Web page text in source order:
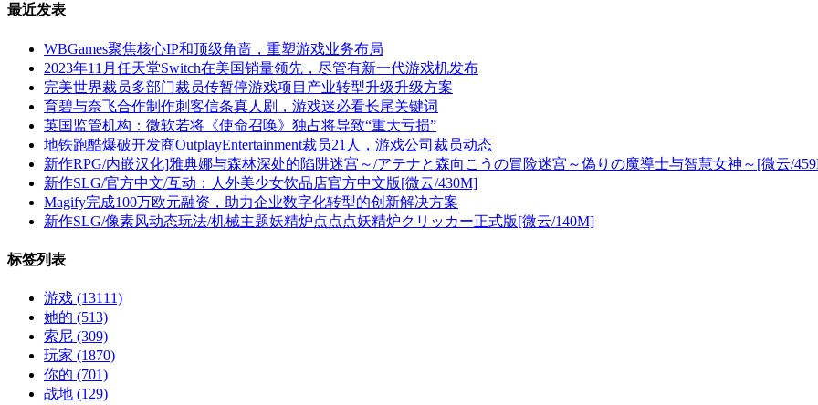
最近发表
WBGames聚焦核心IP和顶级角啬，重塑游戏业务布局
2023年11月任天堂Switch在美国销量领先，尽管有新一代游戏机发布
完美世界裁员多部门裁员传暂停游戏项目产业转型升级升级方案
育碧与奈飞合作制作刺客信条真人剧，游戏迷必看长尾关键词
英国监管机构：微软若将《使命召唤》独占将导致“重大亏损”
地铁跑酷爆破开发商OutplayEntertainment裁员21人，游戏公司裁员动态
新作RPG/内嵌汉化]雅典娜与森林深处的陷阱迷宫～/アテナと森向こうの冒险迷宫～偽りの魔導士与智慧女神～[微云/
新作SLG/官方中文/互动：人外美少女饮品店官方中文版[微云/430M]
Magify完成100万欧元融资，助力企业数字化转型的创新解决方案
新作SLG/像素风动态玩法/机械主题妖精炉点点点妖精炉クリッカー正式版[微云/140M]
标签列表
游戏 (13111)
她的 (513)
索尼 (309)
玩家 (1870)
你的 (701)
战地 (129)